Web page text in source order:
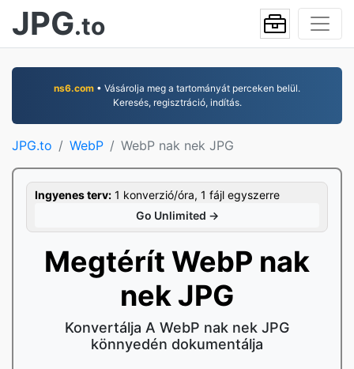
JPG.to
ns6.com • Vásárolja meg a tartományát perceken belül.
Keresés, regisztráció, indítás.
JPG.to WebP WebP nak nek JPG
Ingyenes terv: 1 konverzió/óra, 1 fájl egyszerre
Go Unlimited →
Megtérít WebP nak
nek JPG
Konvertálja A WebP nak nek JPG
könnyedén dokumentálja